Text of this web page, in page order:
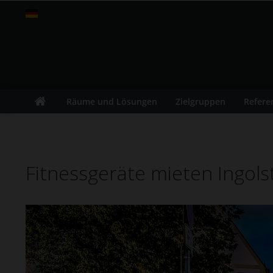
Räume und Lösungen Zielgruppen
Fitnessgeräte mieten